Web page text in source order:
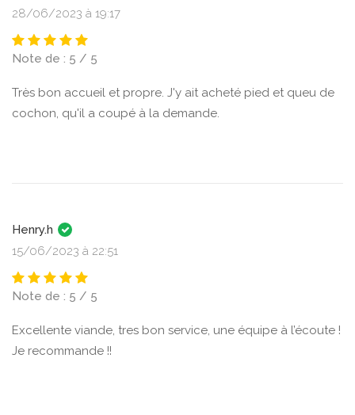
28/06/2023 à 19:17
Note de : 5 / 5
Très bon accueil et propre. J'y ait acheté pied et queu de
cochon, qu'il a coupé à la demande.
Henry.h
15/06/2023 à 22:51
Note de : 5 / 5
Excellente viande, tres bon service, une équipe à l’écoute !
Je recommande !!